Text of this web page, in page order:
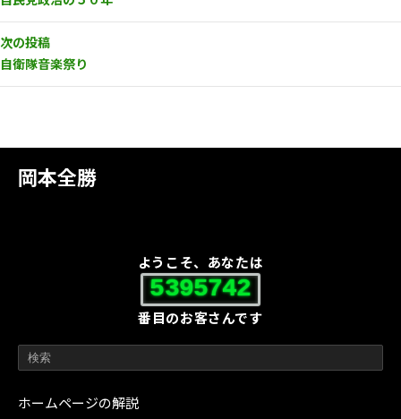
岡本全勝
ようこそ、あなたは
5395742
番目のお客さんです
ホームページの解説
次の投稿
自衛隊音楽祭り